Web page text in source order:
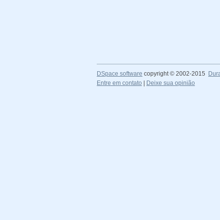
DSpace software copyright © 2002-2015
Entre em contato
Deixe sua opinião